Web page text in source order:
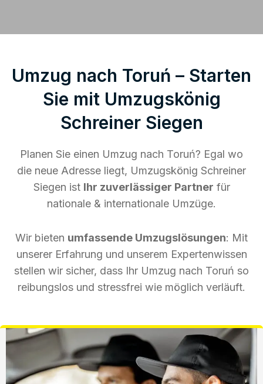
Umzug nach Toruń – Starten
Sie mit Umzugskönig
Schreiner Siegen
Planen Sie einen Umzug nach Toruń? Egal wo
die neue Adresse liegt, Umzugskönig Schreiner
Siegen ist Ihr zuverlässiger Partner für
nationale & internationale Umzüge.
Wir bieten umfassende Umzugslösungen: Mit
unserer Erfahrung und unserem Expertenwissen
stellen wir sicher, dass Ihr Umzug nach Toruń so
reibungslos und stressfrei wie möglich verläuft.